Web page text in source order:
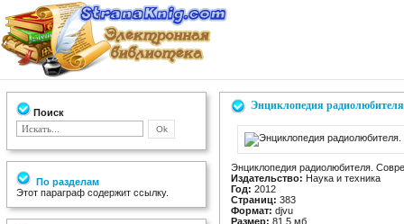
Поиск
По разделам
Этот параграф содержит ссылку.
Энциклопедия
Энциклопедия радиолюбителя.
Издательство: Наука и техника
Год: 2012
Страниц: 383
Формат: djvu
Размер: 81,5 мб